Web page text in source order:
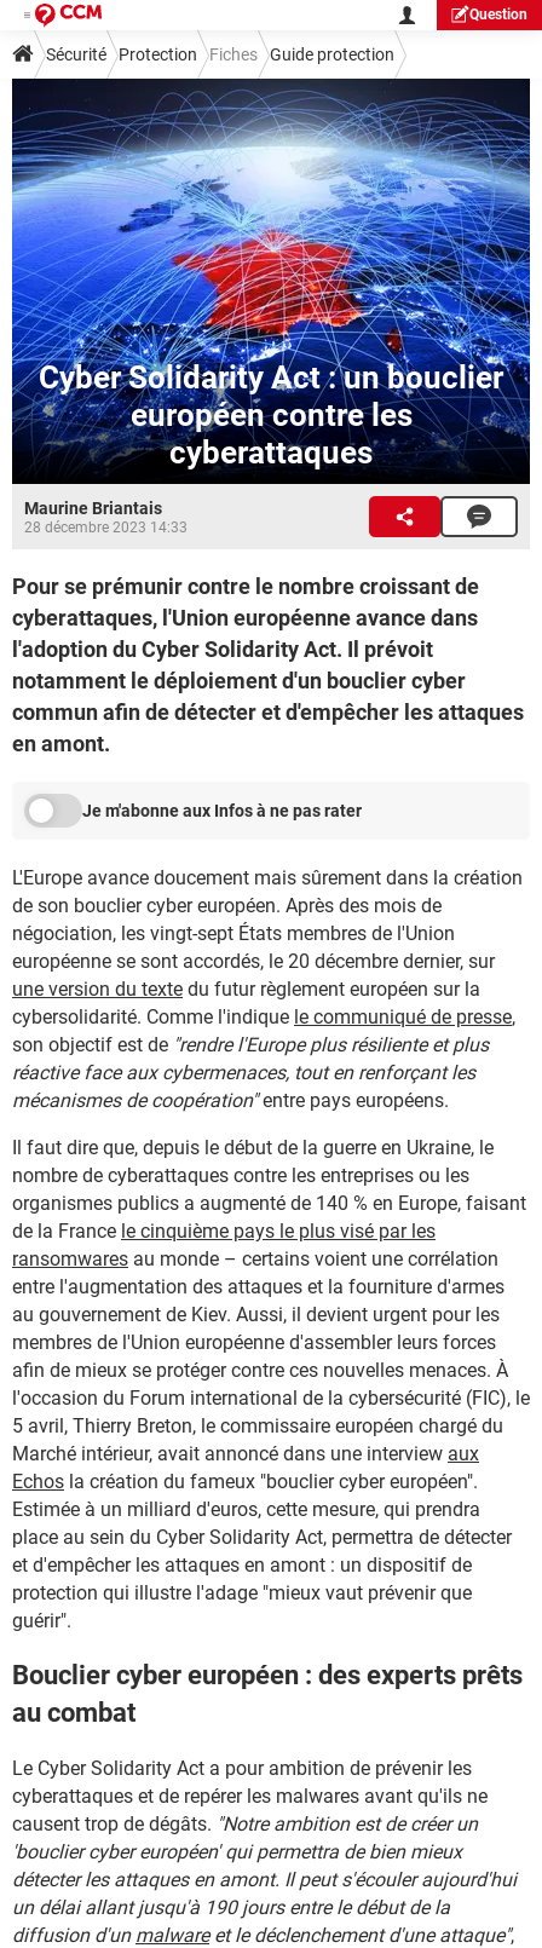
Question
Sécurité Protection Fiches Guide protection
Cyber Solidarity Act : un bouclier
européen contre les
cyberattaques
Maurine Briantais
28 décembre 2023 14:33
Pour se prémunir contre le nombre croissant de
cyberattaques, l'Union européenne avance dans
l'adoption du Cyber Solidarity Act. Il prévoit
notamment le déploiement d'un bouclier cyber
commun afin de détecter et d'empêcher les attaques
en amont.
Je m'abonne aux Infos à ne pas rater
L'Europe avance doucement mais sûrement dans la création
de son bouclier cyber européen. Après des mois de
négociation, les vingt-sept États membres de l'Union
européenne se sont accordés, le 20 décembre dernier, sur
une version du texte du futur règlement européen sur la
cybersolidarité. Comme l'indique le communiqué de presse,
son objectif est de "rendre l'Europe plus résiliente et plus
réactive face aux cybermenaces, tout en renforçant les
mécanismes de coopération"entre pays européens.
Il faut dire que, depuis le début de la guerre en Ukraine, le
nombre de cyberattaques contre les entreprises ou les
organismes publics a augmenté de 140 % en Europe, faisant
de la France le cinquième pays le plus visé par les
ransomwares au monde – certains voient une corrélation
entre l'augmentation des attaques et la fourniture d'armes
au gouvernement de Kiev. Aussi, il devient urgent pour les
membres de l'Union européenne d'assembler leurs forces
afin de mieux se protéger contre ces nouvelles menaces. À
l'occasion du Forum international de la cybersécurité (FIC), le
5 avril, Thierry Breton, le commissaire européen chargé du
Marché intérieur, avait annoncé dans une interview aux
Echos la création du fameux "bouclier cyber européen".
Estimée à un milliard d'euros, cette mesure, qui prendra
place au sein du Cyber Solidarity Act, permettra de détecter
et d'empêcher les attaques en amont : un dispositif de
protection qui illustre l'adage "mieux vaut prévenir que
guérir".
Bouclier cyber européen : des experts prêts
au combat
Le Cyber Solidarity Act a pour ambition de prévenir les
cyberattaques et de repérer les malwares avant qu'ils ne
causent trop de dégâts. "Notre ambition est de créer un
'bouclier cyber européen' qui permettra de bien mieux
détecter les attaques en amont. Il peut s'écouler aujourd'hui
un délai allant jusqu'à 190 jours entre le début de la
diffusion d'un malwareet le déclenchement d'une attaque",